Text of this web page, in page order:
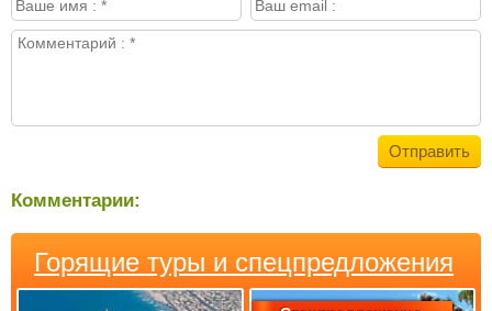
Комментарии:
Горящие туры и спецпредложения